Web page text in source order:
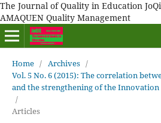
The Journal of Quality in Education
AMAQUEN Quality Management
Home / Archives /
Vol. 5 No. 6 (2015): The correlation
and the strengthening of the Innovation
/
Articles